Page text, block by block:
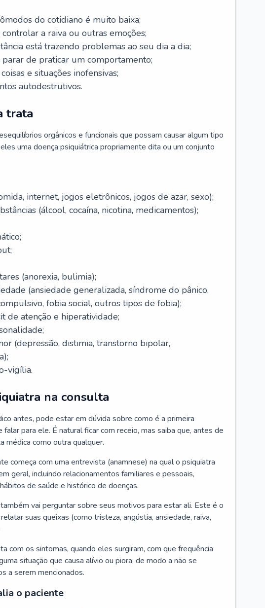
do cotidiano é muito baixa;
a raiva ou outras emoções;
está trazendo problemas ao seu dia a dia;
parar de praticar um comportamento;
e situações inofensivas;
autodestrutivos.
trata
orgânicos e funcionais que possam causar algum tipo
uma doença psiquiátrica propriamente dita ou um conjunto
internet, jogos eletrônicos, jogos de azar, sexo);
(álcool, cocaína, nicotina, medicamentos);
(anorexia, bulimia);
(ansiedade generalizada, síndrome do pânico,
fobia social, outros tipos de fobia);
de atenção e hiperatividade;
(depressão, distimia, transtorno bipolar,
vigília.
na consulta
antes, pode estar em dúvida sobre como é a primeira
para ele. É natural ficar com receio, mas saiba que, antes de
médica como outra qualquer.
começa com uma entrevista (anamnese) na qual o psiquiatra
geral, incluindo relacionamentos familiares e pessoais,
de saúde e histórico de doenças.
vai perguntar sobre seus motivos para estar ali. Este é o
suas queixas (como tristeza, angústia, ansiedade, raiva,
com os sintomas, quando eles surgiram, com que frequência
situação que causa alívio ou piora, de modo a não se
a serem mencionados.
o paciente